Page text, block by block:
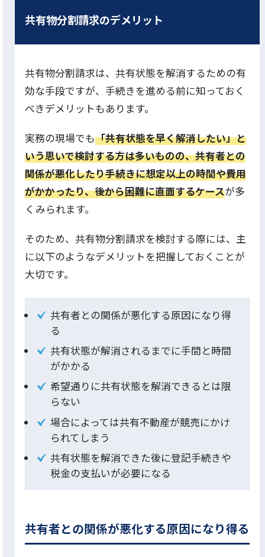
共有物分割請求のデメリット
共有物分割請求は、共有状態を解消するための有
効な手段ですが、手続きを進める前に知っておく
べきデメリットもあります。
実務の現場でも「共有状態を早く解消したい」と
いう思いで検討する方は多いものの、共有者との
関係が悪化したり手続きに想定以上の時間や費用
がかかったり、後から困難に直面するケースが多
くみられます。
そのため、共有物分割請求を検討する際には、主
に以下のようなデメリットを把握しておくことが
大切です。
共有者との関係が悪化する原因になり得
る
共有状態が解消されるまでに手間と時間
がかかる
希望通りに共有状態を解消できるとは限
らない
場合によっては共有不動産が競売にかけ
られてしまう
共有状態を解消できた後に登記手続きや
税金の支払いが必要になる
共有者との関係が悪化する原因になり得る